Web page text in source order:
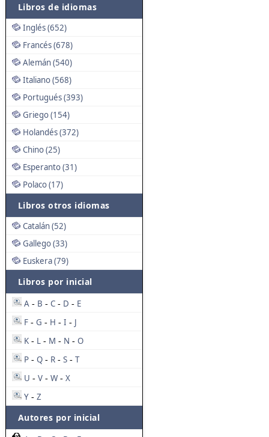
Libros de idiomas
Inglés (652)
Francés (678)
Alemán (540)
Italiano (568)
Portugués (393)
Griego (154)
Holandés (372)
Chino (25)
Esperanto (31)
Polaco (17)
Libros otros idiomas
Catalán (52)
Gallego (33)
Euskera (79)
Libros por inicial
A - B - C - D - E
F - G - H - I - J
K - L - M - N - O
P - Q - R - S - T
U - V - W - X
Y - Z
Autores por inicial